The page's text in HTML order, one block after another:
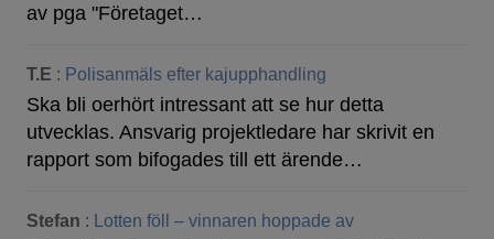
av pga "Företaget…
T.E : Polisanmäls efter kajupphandling
Ska bli oerhört intressant att se hur detta
utvecklas. Ansvarig projektledare har skrivit en
rapport som bifogades till ett ärende…
Stefan : Lotten föll – vinnaren hoppade av